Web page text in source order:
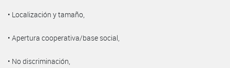
• Localización y tamaño,
• Apertura cooperativa/base social,
• No discriminación,